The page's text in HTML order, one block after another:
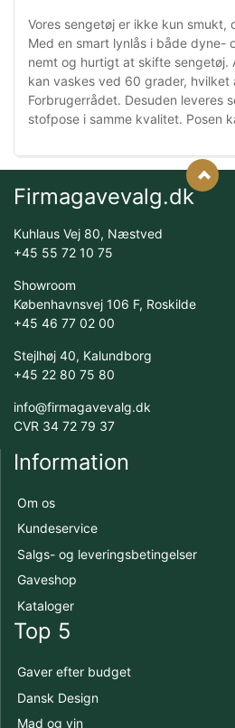
Vores sengetøj er ikke kun smukt,
Med en smart lynlås i både
nemt og hurtigt at skifte sengetøj.
kan vaskes ved 60 grader, hvilket
Forbrugerrådet. Desuden leveres
stofpose i samme kvalitet. Posen
Firmagavevalg.dk
Kuhlaus Vej 80, Næstved
+45 55 72 10 75
Showroom
Københavnsvej 106 F, Roskilde
+45 46 77 02 00
Stejlhøj 40, Kalundborg
+45 22 80 75 80
info@firmagavevalg.dk
CVR 34 72 79 37
Information
Om os
Kundeservice
Salgs- og leveringsbetingelser
Gaveshop
Kataloger
Top 5
Gaver efter budget
Dansk Design
Mad og vin